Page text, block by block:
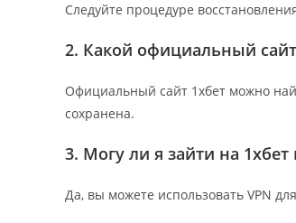
Следуйте процедуре
2. Какой официальный сайт
Официальный сайт 1хбет можно
сохранена.
3. Могу ли я зайти на 1хбет
Да, вы можете использовать VPN